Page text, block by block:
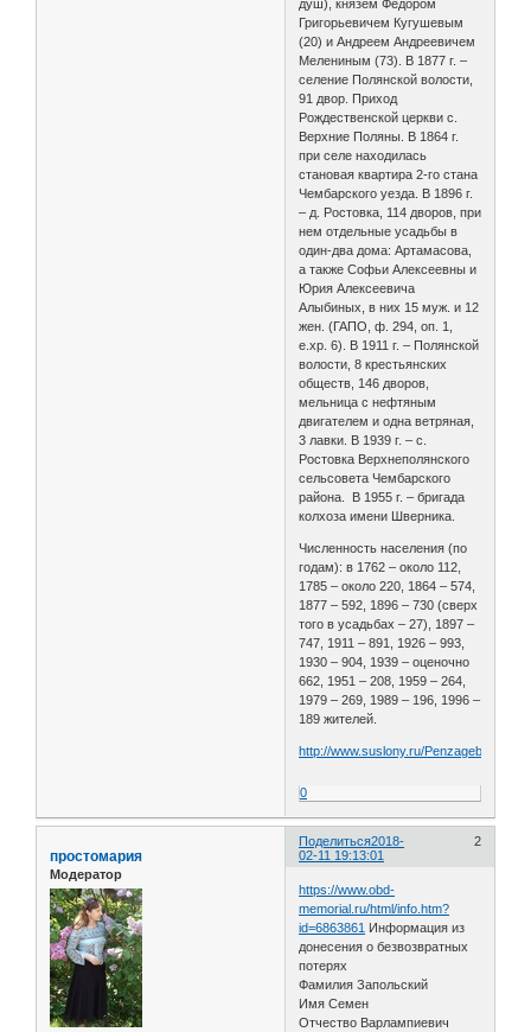
душ), князем Федором
Григорьевичем Кугушевым
(20) и Андреем Андреевичем
Мелениным (73). В 1877 г. –
селение Полянской волости,
91 двор. Приход
Рождественской церкви с.
Верхние Поляны. В 1864 г.
при селе находилась
становая квартира 2-го стана
Чембарского уезда. В 1896 г.
– д. Ростовка, 114 дворов, при
нем отдельные усадьбы в
один-два дома: Артамасова,
а также Софьи Алексеевны и
Юрия Алексеевича
Алыбиных, в них 15 муж. и 12
жен. (ГАПО, ф. 294, оп. 1,
е.хр. 6). В 1911 г. – Полянской
волости, 8 крестьянских
обществ, 146 дворов,
мельница с нефтяным
двигателем и одна ветряная,
3 лавки. В 1939 г. – с.
Ростовка Верхнеполянского
сельсовета Чембарского
района. В 1955 г. – бригада
колхоза имени Шверника.
Численность населения (по
годам): в 1762 – около 112,
1785 – около 220, 1864 – 574,
1877 – 592, 1896 – 730 (сверх
того в усадьбах – 27), 1897 –
747, 1911 – 891, 1926 – 993,
1930 – 904, 1939 – оценочно
662, 1951 – 208, 1959 – 264,
1979 – 269, 1989 – 196, 1996 –
189 жителей.
http://www.suslony.ru/Penzagebiet/
0
Поделиться 2
2018-
02-11 19:13:01
простомария
Модератор
https://www.obd-
memorial.ru/html/info.htm?
id=6863861
Информация из
донесения о безвозвратных
потерях
Фамилия Запольский
Имя Семен
Отчество Варлампиевич